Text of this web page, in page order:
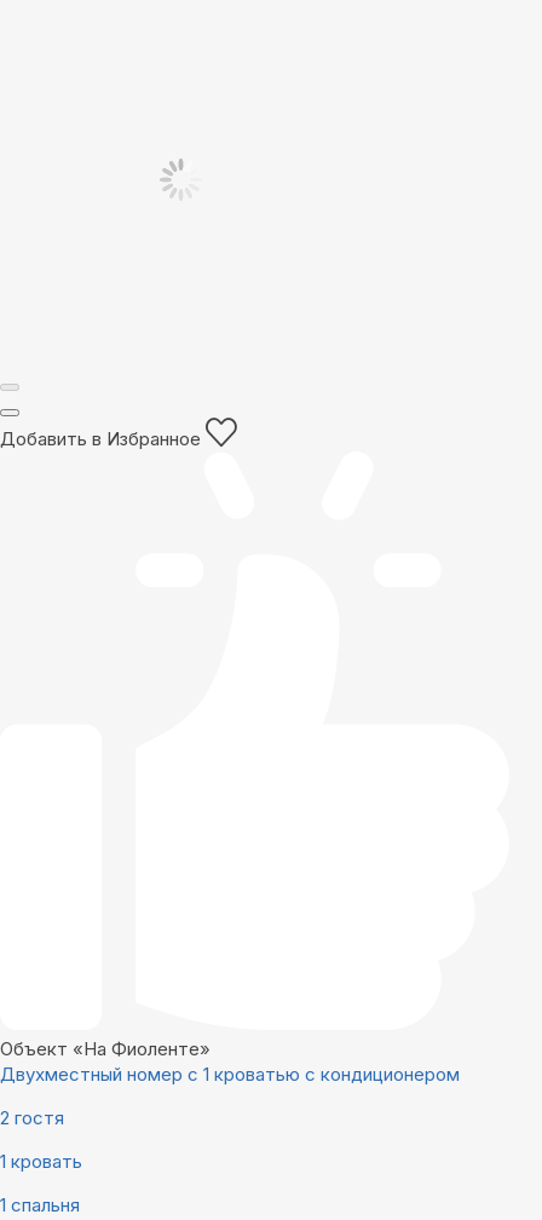
Добавить в Избранное
Объект «На Фиоленте»
Двухместный номер с 1 кроватью с кондиционером
2 гостя
1 кровать
1 спальня